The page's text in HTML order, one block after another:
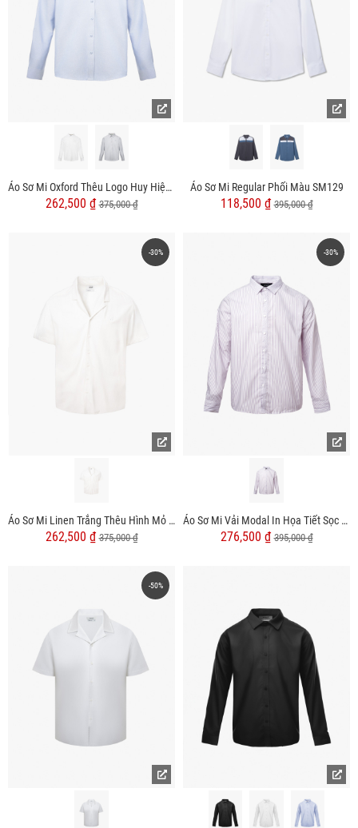
Áo Sơ Mi Oxford Thêu Logo Huy Hiệu Form Slimfit SM171
262,500 ₫375,000 ₫
Áo Sơ Mi Regular Phối Màu SM129
118,500 ₫395,000 ₫
-30%
Áo Sơ Mi Linen Trắng Thêu Hình Mỏ Neo 4M Form Regular SM184 Màu Trắng
262,500 ₫375,000 ₫
-30%
Áo Sơ Mi Vải Modal In Họa Tiết Sọc Form Regular SM169
276,500 ₫395,000 ₫
-50%